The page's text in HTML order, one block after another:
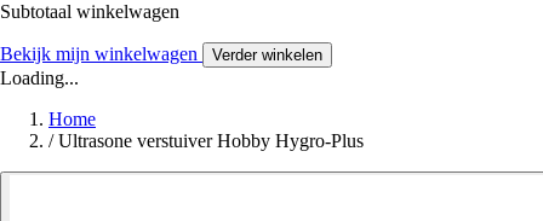
Subtotaal winkelwagen
Bekijk mijn winkelwagen Verder winkelen
Loading...
Home
/ Ultrasone verstuiver Hobby Hygro-Plus